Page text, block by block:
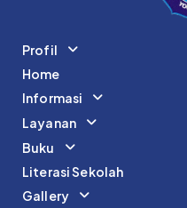
Profil
Home
Informasi
Layanan
Buku
Literasi Sekolah
Gallery